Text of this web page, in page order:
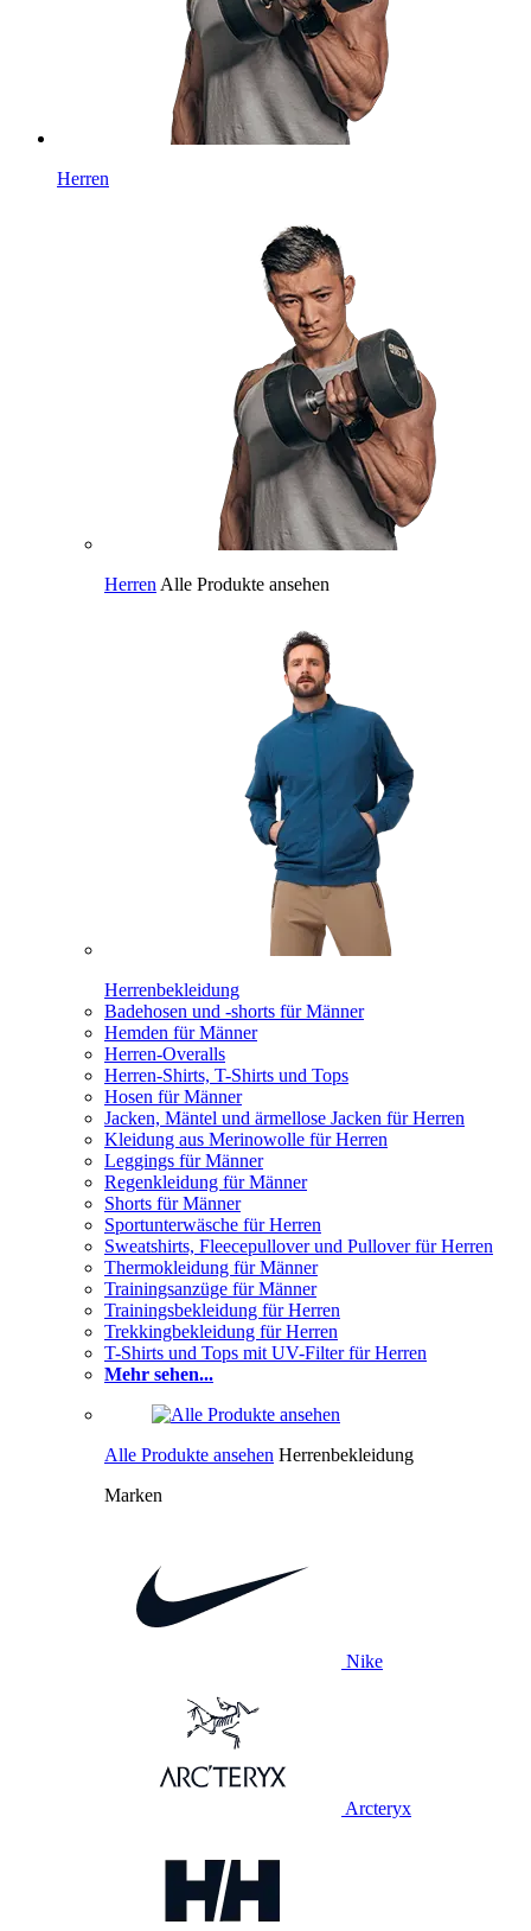
Herren
Herren Alle Produkte ansehen
Herrenbekleidung
Badehosen und -shorts für Männer
Hemden für Männer
Herren-Overalls
Herren-Shirts, T-Shirts und Tops
Hosen für Männer
Jacken, Mäntel und ärmellose Jacken für Herren
Kleidung aus Merinowolle für Herren
Leggings für Männer
Regenkleidung für Männer
Shorts für Männer
Sportunterwäsche für Herren
Sweatshirts, Fleecepullover und Pullover für Herren
Thermokleidung für Männer
Trainingsanzüge für Männer
Trainingsbekleidung für Herren
Trekkingbekleidung für Herren
T-Shirts und Tops mit UV-Filter für Herren
Mehr sehen...
Alle Produkte ansehen Herrenbekleidung
Marken
Nike
Arcteryx